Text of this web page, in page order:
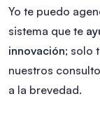
Yo te puedo
sistema que te
innovación; solo
nuestros
a la brevedad.